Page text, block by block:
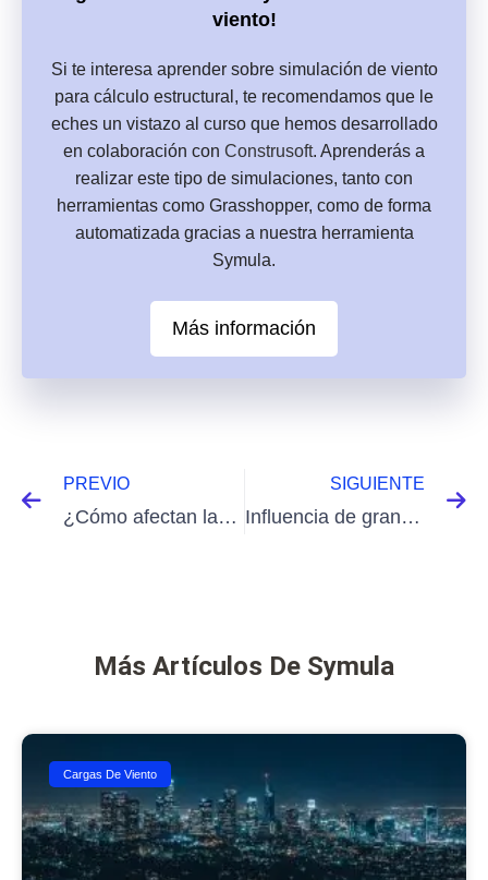
viento!
Si te interesa aprender sobre simulación de viento
para cálculo estructural, te recomendamos que le
eches un vistazo al curso que hemos desarrollado
en colaboración con Construsoft. Aprenderás a
realizar este tipo de simulaciones, tanto con
herramientas como Grasshopper, como de forma
automatizada gracias a nuestra herramienta
Symula.
Más información
PREVIO
¿Cómo afectan las cargas de viento a la resistencia de avance en los coches?
SIGUIENTE
Influencia de grandes edificios en el flujo del viento
Más Artículos De Symula
Cargas De Viento